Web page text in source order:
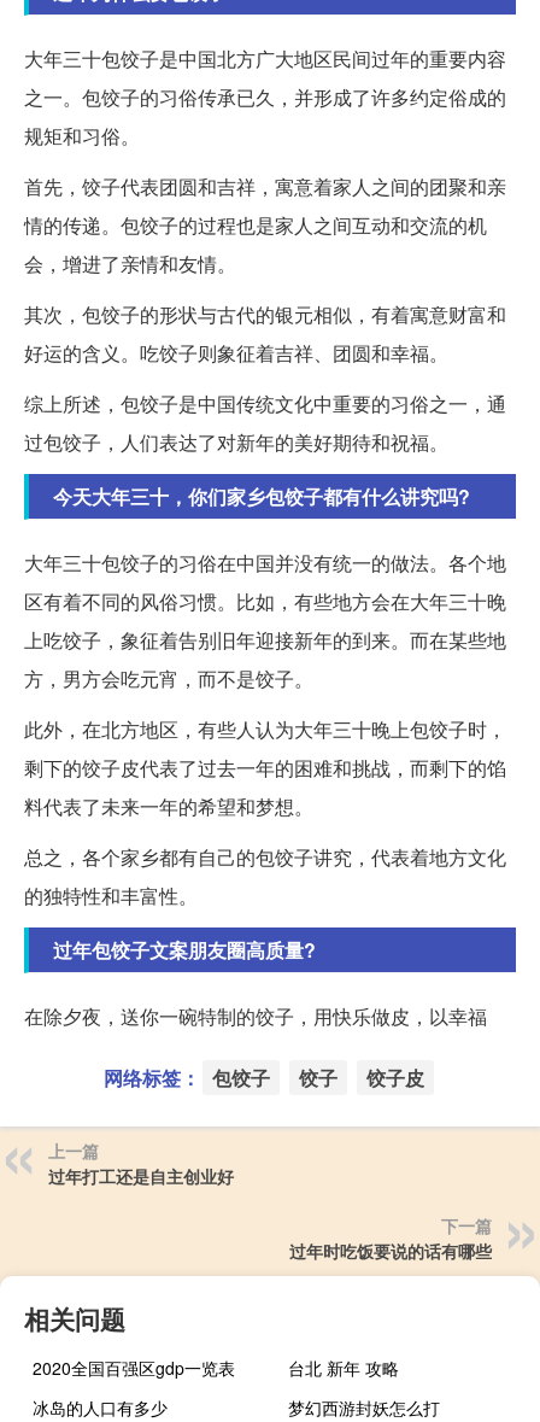
大年三十包饺子是中国北方广大地区民间过年的重要内容
之一。包饺子的习俗传承已久，并形成了许多约定俗成的
规矩和习俗。
首先，饺子代表团圆和吉祥，寓意着家人之间的团聚和亲
情的传递。包饺子的过程也是家人之间互动和交流的机
会，增进了亲情和友情。
其次，包饺子的形状与古代的银元相似，有着寓意财富和
好运的含义。吃饺子则象征着吉祥、团圆和幸福。
综上所述，包饺子是中国传统文化中重要的习俗之一，通
过包饺子，人们表达了对新年的美好期待和祝福。
今天大年三十，你们家乡包饺子都有什么讲究吗?
大年三十包饺子的习俗在中国并没有统一的做法。各个地
区有着不同的风俗习惯。比如，有些地方会在大年三十晚
上吃饺子，象征着告别旧年迎接新年的到来。而在某些地
方，男方会吃元宵，而不是饺子。
此外，在北方地区，有些人认为大年三十晚上包饺子时，
剩下的饺子皮代表了过去一年的困难和挑战，而剩下的馅
料代表了未来一年的希望和梦想。
总之，各个家乡都有自己的包饺子讲究，代表着地方文化
的独特性和丰富性。
过年包饺子文案朋友圈高质量?
在除夕夜，送你一碗特制的饺子，用快乐做皮，以幸福
网络标签： 包饺子 饺子 饺子皮
上一篇
过年打工还是自主创业好
下一篇
过年时吃饭要说的话有哪些
相关问题
2020全国百强区gdp一览表
台北 新年 攻略
冰岛的人口有多少
梦幻西游封妖怎么打